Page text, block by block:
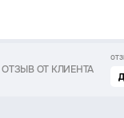
ОТЗЫВ ОТ КЛИЕНТА